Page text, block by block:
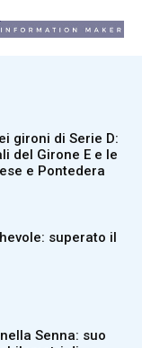
gironi di Serie D:
del Girone E e le
e Pontedera
superato il
Senna: suo